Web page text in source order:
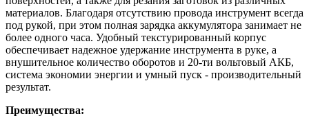
материалов. Благодаря отсутствию провода инструмент всегда
под рукой, при этом полная зарядка аккумулятора занимает не
более одного часа. Удобный текстурированный корпус
обеспечивает надежное удержание инструмента в руке, а
внушительное количество оборотов и 20-ти вольтовый АКБ,
система экономии энергии и умный пуск - производительный
результат.
Преимущества: